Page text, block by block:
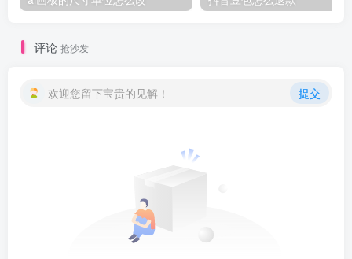
评论 抢沙发
欢迎您留下宝贵的见解！ 提交